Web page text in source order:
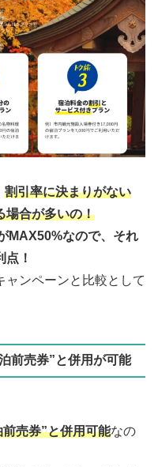
割引率に決まりがない
場合が多いの！
MAX50%なので、それ
！
ャンペーンと比較として
前売券”と併用が可能
売券”と併用可能なの